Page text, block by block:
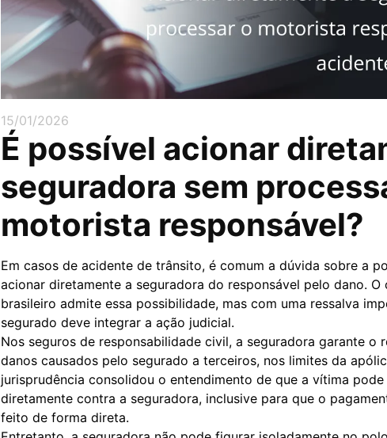
15/01/2026
É possível acionar
seguradora sem
motorista responsável?
Em casos de acidente de trânsito, é comum a dúvida sobre a
acionar diretamente a seguradora do responsável pelo dano.
brasileiro admite essa possibilidade, mas com uma ressalva
segurado deve integrar a ação judicial.
Nos seguros de responsabilidade civil, a seguradora garante o
danos causados pelo segurado a terceiros, nos limites da
jurisprudência consolidou o entendimento de que a vítima pode
diretamente contra a seguradora, inclusive para que o
feito de forma direta.